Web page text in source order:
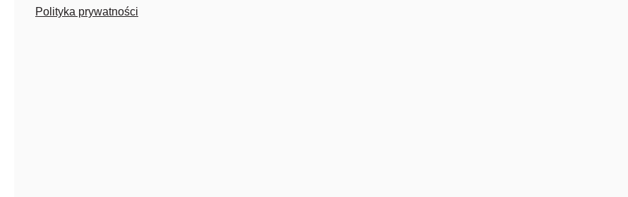
Polityka prywatności